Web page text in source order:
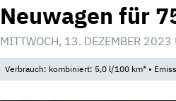
Neuwagen für
MITTWOCH, 13. DEZEMBER
Verbrauch: kombiniert: 5,0 l/100 km* •